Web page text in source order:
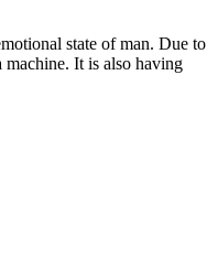
state of man. Due to
machine. It is also having